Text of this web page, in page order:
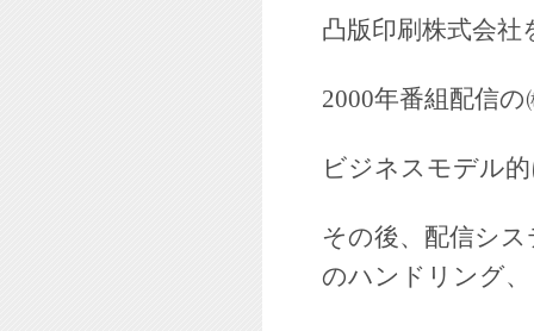
凸版印刷株式会
2000年番組配信
ビジネスモデル
その後、配信シ
のハンドリング、